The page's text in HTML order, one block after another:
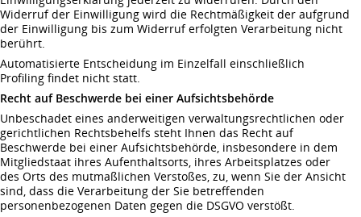
Widerruf der Einwilligung wird die Rechtmäßigkeit der aufgrund
der Einwilligung bis zum Widerruf erfolgten Verarbeitung nicht
berührt.
Automatisierte Entscheidung im Einzelfall einschließlich
Profiling findet nicht statt.
Recht auf Beschwerde bei einer Aufsichtsbehörde
Unbeschadet eines anderweitigen verwaltungsrechtlichen oder
gerichtlichen Rechtsbehelfs steht Ihnen das Recht auf
Beschwerde bei einer Aufsichtsbehörde, insbesondere in dem
Mitgliedstaat ihres Aufenthaltsorts, ihres Arbeitsplatzes oder
des Orts des mutmaßlichen Verstoßes, zu, wenn Sie der Ansicht
sind, dass die Verarbeitung der Sie betreffenden
personenbezogenen Daten gegen die DSGVO verstößt.